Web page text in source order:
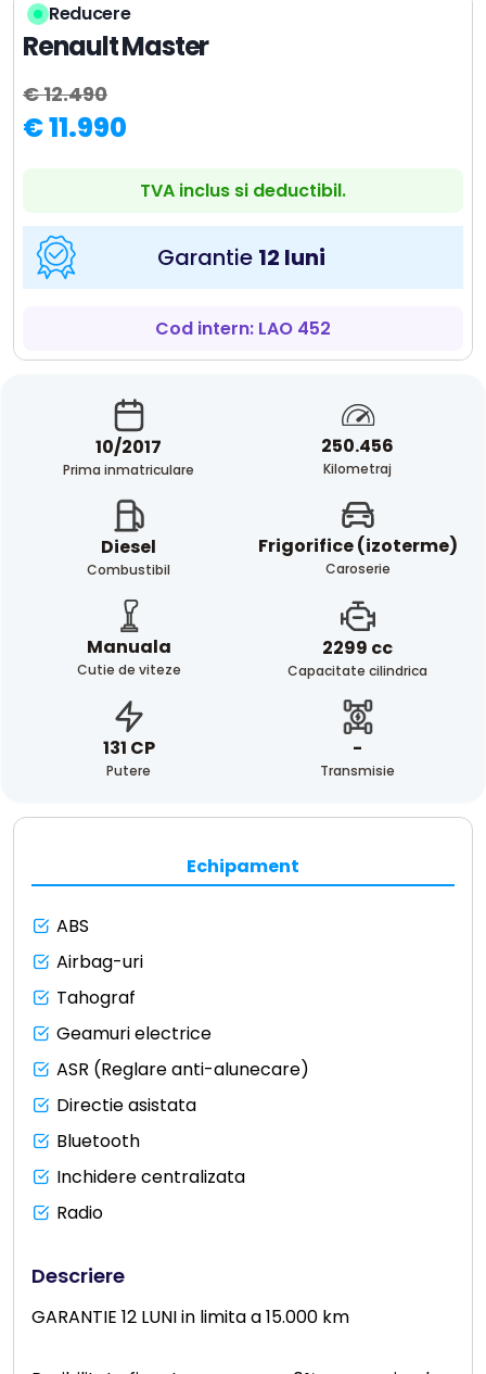
Reducere
Renault Master
€ 12.490
€ 11.990
TVA inclus si deductibil.
Garantie 12 luni
Cod intern: LAO 452
10/2017
Prima inmatriculare
250.456
Kilometraj
Diesel
Combustibil
Frigorifice (izoterme)
Caroserie
Manuala
Cutie de viteze
2299 cc
Capacitate cilindrica
131 CP
Putere
-
Transmisie
Echipament
ABS
Airbag-uri
Tahograf
Geamuri electrice
ASR (Reglare anti-alunecare)
Directie asistata
Bluetooth
Inchidere centralizata
Radio
Descriere
GARANTIE 12 LUNI in limita a 15.000 km